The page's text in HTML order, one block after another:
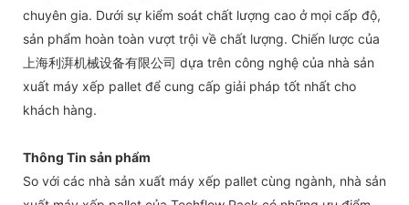
chuyên gia. Dưới sự kiểm soát chất lượng cao ở mọi cấp độ,
sản phẩm hoàn toàn vượt trội về chất lượng. Chiến lược của
上海利湃机械设备有限公司 dựa trên công nghệ của nhà sản
xuất máy xếp pallet để cung cấp giải pháp tốt nhất cho
khách hàng.
Thông Tin sản phẩm
So với các nhà sản xuất máy xếp pallet cùng ngành, nhà sản